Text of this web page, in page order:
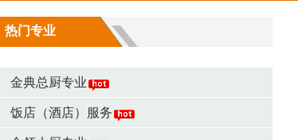
热门专业
金典总厨专业
饭店（酒店）服务